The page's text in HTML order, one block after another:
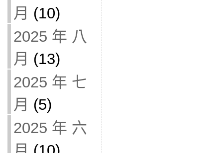
月 (10)
2025 年 八
月 (13)
2025 年 七
月 (5)
2025 年 六